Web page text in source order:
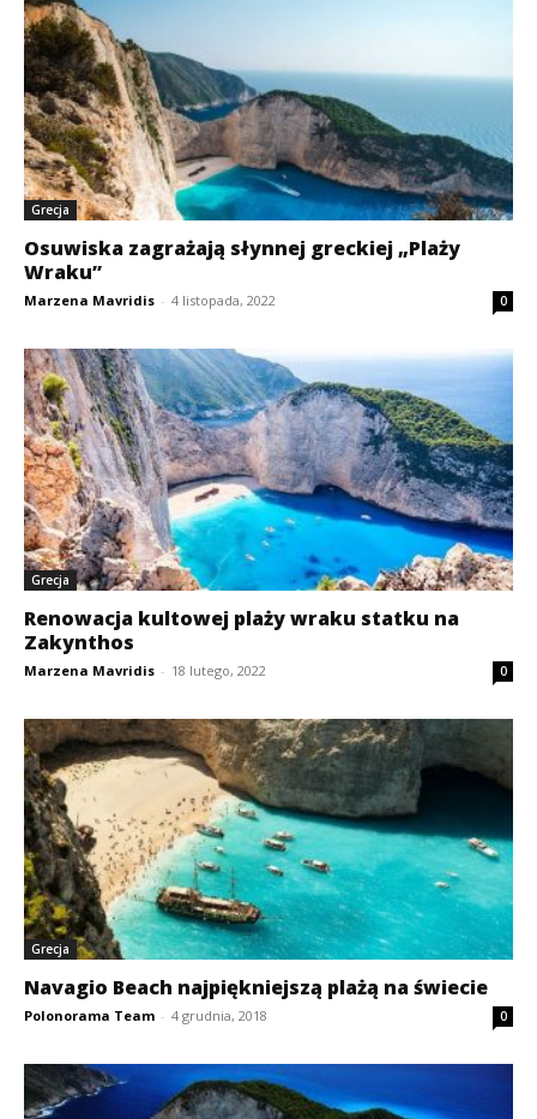
Grecja
Osuwiska zagrażają słynnej greckiej „Plaży
Wraku”
Marzena Mavridis - 4 listopada, 2022 0
Grecja
Renowacja kultowej plaży wraku statku na
Zakynthos
Marzena Mavridis - 18 lutego, 2022 0
Grecja
Navagio Beach najpiękniejszą plażą na świecie
Polonorama Team - 4 grudnia, 2018 0